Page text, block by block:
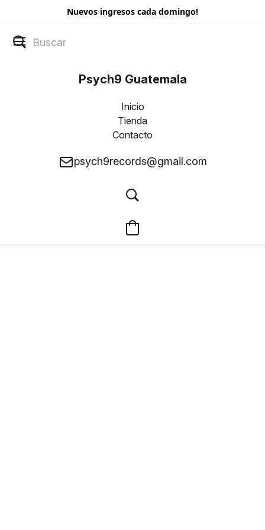
Nuevos ingresos cada domingo!
Psych9 Guatemala
Inicio
Tienda
Contacto
psych9records@gmail.com